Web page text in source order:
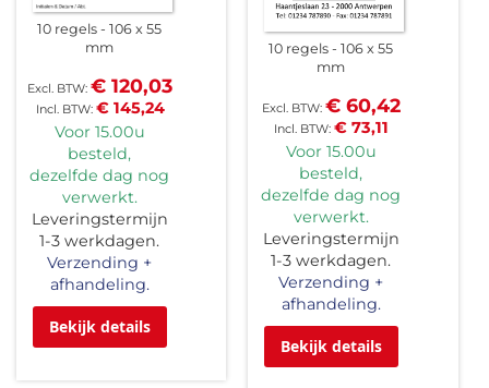
10 regels
106 x 55
mm
€ 145,24
€ 120,03
Voor 15.00u
besteld,
dezelfde dag nog
verwerkt.
Leveringstermijn
1-3 werkdagen.
Verzending +
afhandeling.
Bekijk details
10 regels
106 x 55
mm
€ 73,11
€ 60,42
Voor 15.00u
besteld,
dezelfde dag nog
verwerkt.
Leveringstermijn
1-3 werkdagen.
Verzending +
afhandeling.
Bekijk details